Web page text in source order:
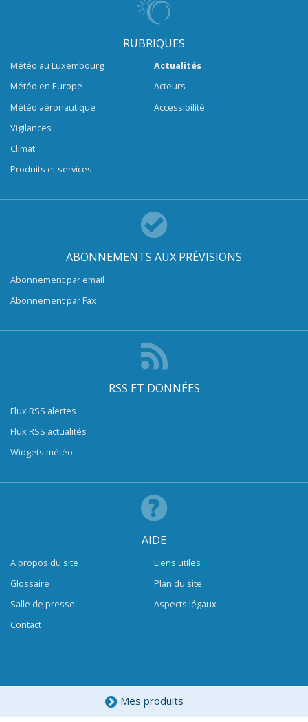
RUBRIQUES
Météo au Luxembourg
Météo en Europe
Météo aéronautique
Vigilances
Climat
Produits et services
Actualités
Acteurs
Accessibilité
ABONNEMENTS AUX PRÉVISIONS
Abonnement par email
Abonnement par Fax
RSS ET DONNÉES
Flux RSS alertes
Flux RSS actualités
Widgets météo
AIDE
A propos du site
Glossaire
Salle de presse
Contact
Liens utiles
Plan du site
Aspects légaux
Mes produits